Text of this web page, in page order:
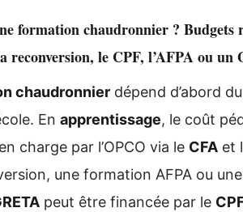
formation chaudronnier ? Budgets
reconversion, le CPF, l’AFPA ou un
chaudronnier dépend d’abord
En apprentissage, le coût
charge par l’OPCO via le CFA et
une formation AFPA ou
peut être financée par le